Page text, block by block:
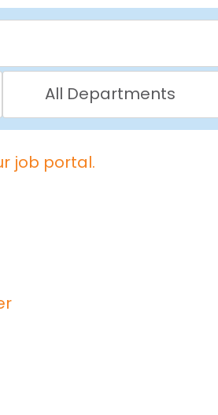
All Departments
job portal.